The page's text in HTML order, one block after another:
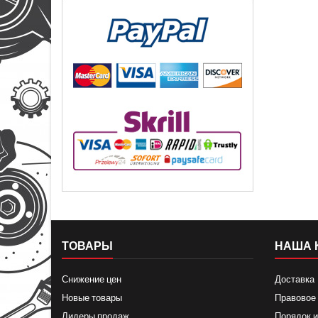
ТОВАРЫ
Снижение цен
Новые товары
НАША
Доставка